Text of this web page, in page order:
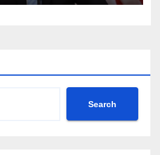
ntc rttm
Search